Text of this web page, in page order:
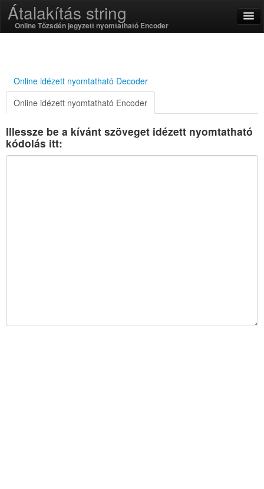
Átalakítás string
Online Tőzsdén jegyzett nyomtatható Encoder
magyar
SSL On
Kódolás / dekódolás
Online idézett nyomtatható Decoder
Online idézett nyomtatható Encoder
Illessze be a kívánt szöveget idézett nyomtatható
kódolás itt: